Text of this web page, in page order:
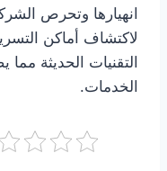
انهيارها وتحرص
لاكتشاف أماكن
التقنيات الحديثة
الخدمات.